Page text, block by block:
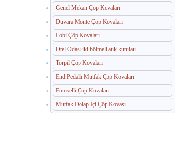
Genel Mekan Çöp Kovaları
Duvara Monte Çöp Kovaları
Lobi Çöp Kovaları
Otel Odası iki bölmeli atık kutuları
Torpil Çöp Kovaları
End.Pedallı Mutfak Çöp Kovaları
Fotoselli Çöp Kovaları
Mutfak Dolap İçi Çöp Kovası